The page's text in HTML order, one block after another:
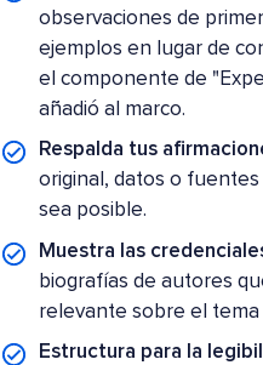
observaciones de
ejemplos en lugar de
el componente de
añadió al marco.
Respalda tus
original, datos o
sea posible.
Muestra las
biografías de autores
relevante sobre el
Estructura para la